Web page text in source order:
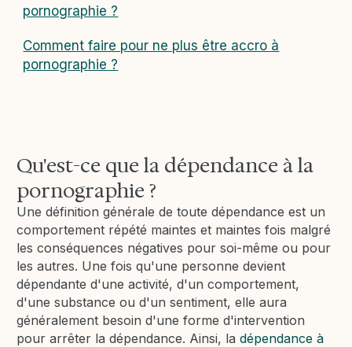
Qu'est-ce que la dépendance à la
pornographie ?
Une définition générale de toute dépendance est un
comportement répété maintes et maintes fois malgré
les conséquences négatives pour soi-même ou pour
les autres. Une fois qu'une personne devient
dépendante d'une activité, d'un comportement,
d'une substance ou d'un sentiment, elle aura
généralement besoin d'une forme d'intervention
pour arrêter la dépendance. Ainsi, ladépendance à
pornographie ?
Comment faire pour ne plus être accro à
pornographie ?